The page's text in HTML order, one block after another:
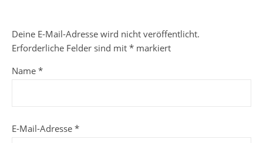
Deine E-Mail-Adresse wird nicht veröffentlicht.
Erforderliche Felder sind mit * markiert
Name *
E-Mail-Adresse *